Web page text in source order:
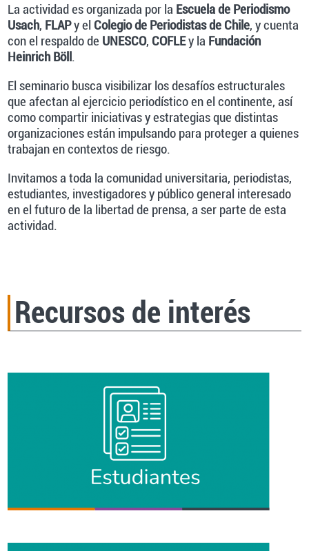
La actividad es organizada por la Escuela de Periodismo
Usach, FLAPy el Colegio de Periodistas de Chile, y cuenta
con el respaldo de UNESCO, COFLEy la Fundación
Heinrich Böll.
El seminario busca visibilizar los desafíos estructurales
que afectan al ejercicio periodístico en el continente, así
como compartir iniciativas y estrategias que distintas
organizaciones están impulsando para proteger a quienes
trabajan en contextos de riesgo.
Invitamos a toda la comunidad universitaria, periodistas,
estudiantes, investigadores y público general interesado
en el futuro de la libertad de prensa, a ser parte de esta
actividad.
Recursos de interés